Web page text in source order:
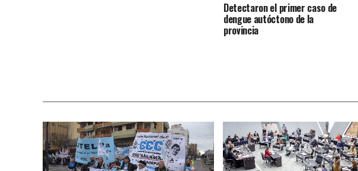
Detectaron el primer caso de
dengue autóctono de la
provincia